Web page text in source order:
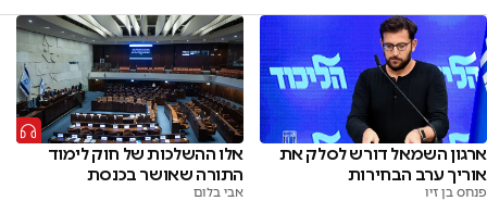
ארגון השמאל דורש לסלק את
אוריך ערב הבחירות
פנחס בן זיו
אלו ההשלכות של חוק לימוד
התורה שאושר בכנסת
אבי בלום